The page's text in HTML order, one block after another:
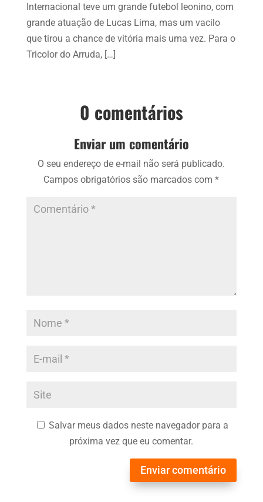
Internacional teve um grande futebol leonino, com
grande atuação de Lucas Lima, mas um vacilo
que tirou a chance de vitória mais uma vez. Para o
Tricolor do Arruda, […]
0 comentários
Enviar um comentário
O seu endereço de e-mail não será publicado.
Campos obrigatórios são marcados com*
Salvar meus dados neste navegador para a
próxima vez que eu comentar.
Enviar comentário